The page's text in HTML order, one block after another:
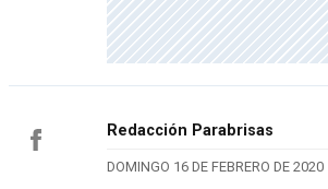
Redacción Parabrisas
DOMINGO 16 DE FEBRERO DE 2020